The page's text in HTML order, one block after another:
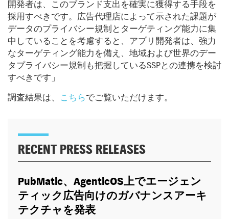
開発者は、このブランド支出を確実に獲得する手段を
採用すべきです。広告代理店によって示された課題が
データのプライバシー規制とターゲティング能力に集
中していることを考慮すると、アプリ開発者は、強力
なターゲティング能力を備え、地域および世界のデー
タプライバシー規制も把握しているSSPとの連携を検討
すべきです」
調査結果は、 こちらでご覧いただけます。
RECENT PRESS RELEASES
PubMatic、 AgenticOS上でエージェン
ティック広告向けのガバナンスアーキ
テクチャを発表